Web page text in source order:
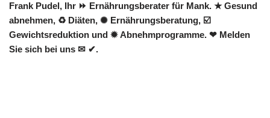
Frank Pudel, Ihr ⏩ Ernährungsberater für Mank. ★ Gesund
abnehmen, ♻ Diäten, ✺ Ernährungsberatung, ☑️
Gewichtsreduktion und ✹ Abnehmprogramme. ❤ Melden
Sie sich bei uns ✉ ✔.